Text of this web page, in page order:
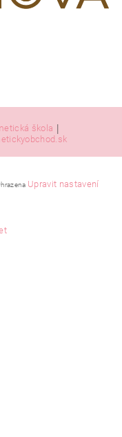
škola
Upravit nastavení